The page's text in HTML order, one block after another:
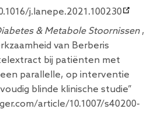
j.lanepe.2021.100230
& Metabole Stoornissen,
van Berberis
bij patiënten met
parallelle, op interventie
blinde klinische studie”
article/10.1007/s40200-